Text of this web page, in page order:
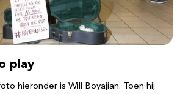
play
hieronder is Will Boyajian. Toen hij